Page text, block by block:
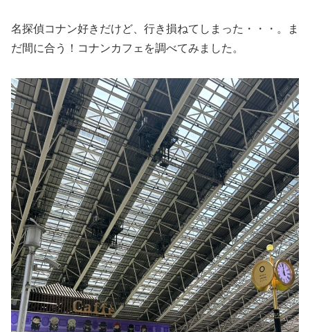
名探偵コナン好きだけど、行き損ねてしまった・・・。ま
だ間に合う！コナンカフェを調べてみました。